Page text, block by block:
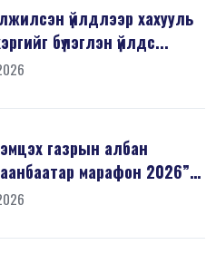
үйлдлээр хахууль
бүлэглэн үйлдс...
газрын албан
марафон 2026”-